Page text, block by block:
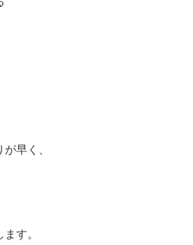
早く、
す。